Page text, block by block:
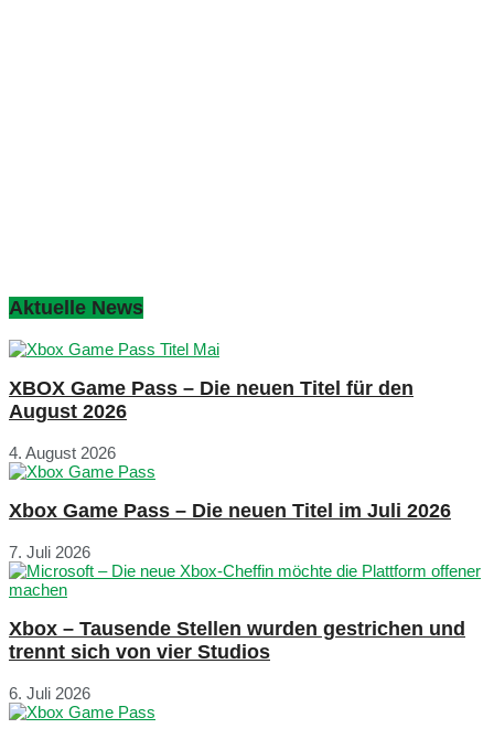
Aktuelle News
XBOX Game Pass – Die neuen Titel für den
August 2026
4. August 2026
Xbox Game Pass – Die neuen Titel im Juli 2026
7. Juli 2026
Xbox – Tausende Stellen wurden gestrichen und
trennt sich von vier Studios
6. Juli 2026